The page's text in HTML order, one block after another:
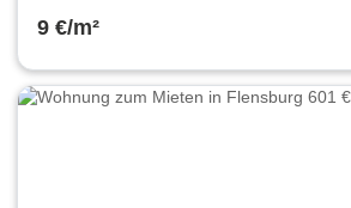
9 €/m²